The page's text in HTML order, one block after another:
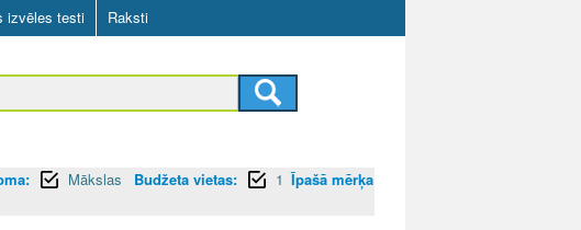
izvēles testi Raksti
Mākslas Budžeta vietas: 1 Īpašā mērķa